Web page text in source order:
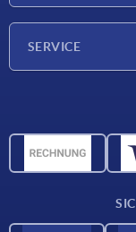
SERVICE
CAD-Daten